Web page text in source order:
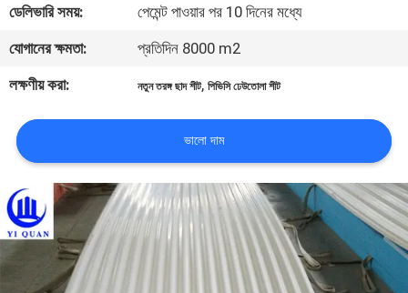
যোগাযোগ
করুন
BLOG
উদ্ধৃতির
জন্য
আবেদন
ডেলিভারি সময়:
পেমেন্ট পাওয়ার পর 10 দিনের মধ্যে
যোগানের ক্ষমতা:
প্রতিদিন 8000 m2
লক্ষণীয় করা:
নতুন তরঙ্গ ছাদ শীট,পিভিসি ঢেউতোলা শীট
ভালো দাম